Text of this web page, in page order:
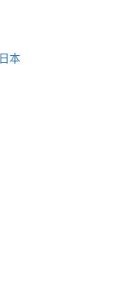
日本